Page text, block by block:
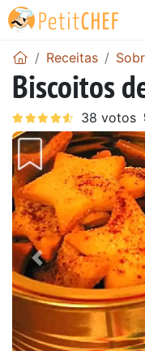
Receitas
Biscoitos
Anterior